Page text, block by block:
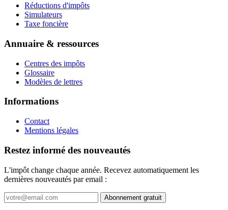
Réductions d'impôts
Simulateurs
Taxe foncière
Annuaire & ressources
Centres des impôts
Glossaire
Modèles de lettres
Informations
Contact
Mentions légales
Restez informé des nouveautés
L'impôt change chaque année. Recevez automatiquement les
dernières nouveautés par email :
Abonnement gratuit